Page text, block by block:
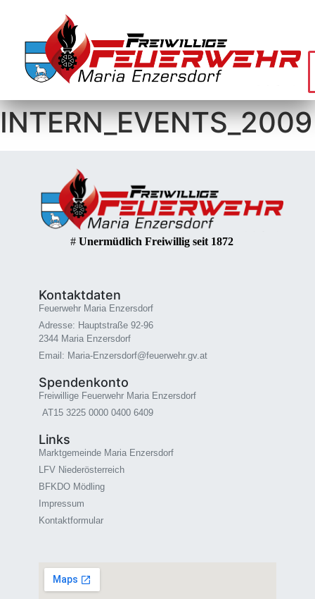
INTERN_EVENTS_2009
# Unermüdlich Freiwillig seit 1872
Kontaktdaten
Feuerwehr Maria Enzersdorf
Adresse: Hauptstraße 92-96
2344 Maria Enzersdorf
Email: Maria-Enzersdorf@feuerwehr.gv.at
Spendenkonto
Freiwillige Feuerwehr Maria Enzersdorf
AT15 3225 0000 0400 6409
Links
Marktgemeinde Maria Enzersdorf
LFV Niederösterreich
BFKDO Mödling
Impressum
Kontaktformular